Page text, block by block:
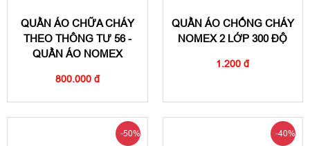
QUẦN ÁO CHỮA CHÁY
THEO THÔNG TƯ 56 -
QUẦN ÁO NOMEX
800.000 đ
QUẦN ÁO CHỐNG CHÁY
NOMEX 2 LỚP 300 ĐỘ
1.200 đ
-50% -40%